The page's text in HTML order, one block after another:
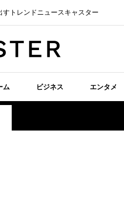
すトレンドニュースキャスター
ム ビジネス エンタメ